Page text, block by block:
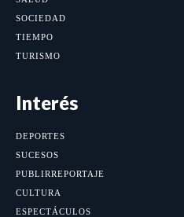
SOCIEDAD
TIEMPO
TURISMO
Interés
DEPORTES
SUCESOS
PUBLIRREPORTAJE
CULTURA
ESPECTÁCULOS